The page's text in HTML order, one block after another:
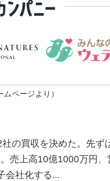
ページより）
の買収を決めた。先ず
売上高10億1000万円
会社化する...